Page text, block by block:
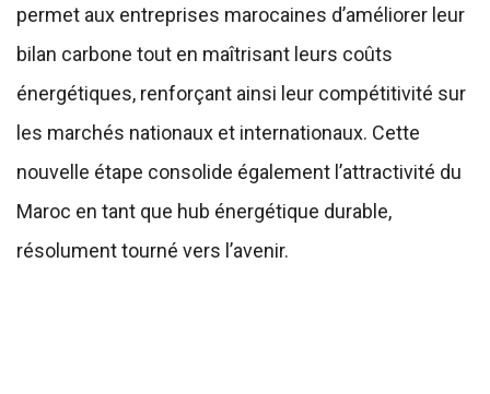
permet aux entreprises marocaines d’améliorer leur
bilan carbone tout en maîtrisant leurs coûts
énergétiques, renforçant ainsi leur compétitivité sur
les marchés nationaux et internationaux. Cette
nouvelle étape consolide également l’attractivité du
Maroc en tant que hub énergétique durable,
résolument tourné vers l’avenir.